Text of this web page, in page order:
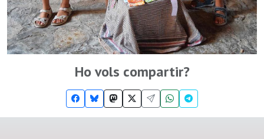
Ho vols compartir?